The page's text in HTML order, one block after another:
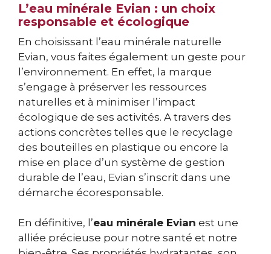
L’eau minérale Evian : un choix
responsable et écologique
En choisissant l’eau minérale naturelle
Evian, vous faites également un geste pour
l’environnement. En effet, la marque
s’engage à préserver les ressources
naturelles et à minimiser l’impact
écologique de ses activités. A travers des
actions concrètes telles que le recyclage
des bouteilles en plastique ou encore la
mise en place d’un système de gestion
durable de l’eau, Evian s’inscrit dans une
démarche écoresponsable.
En définitive, l’eau minérale Evian est une
alliée précieuse pour notre santé et notre